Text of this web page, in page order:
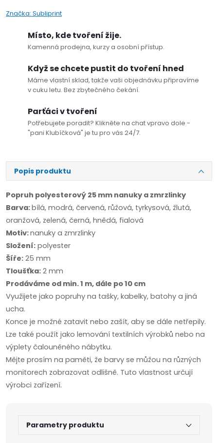
Značka: Subliprint
Místo, kde tvoření žije.
Kamenná prodejna, kurzy a osobní přístup.
Když se chcete pustit do tvoření hned
Máme vlastní sklad, takže vaši objednávku připravíme
v cuku letu. Bez zbytečného čekání.
Parťáci v tvoření
Potřebujete poradit? Klikněte na chat vpravo dole -
"pani Klubíčková" je tu pro vás 24/7.
Popis produktu
Popruh polyesterový 25 mm nanuky a zmrzlinky
Barva:bílá, modrá, červená, růžová, tyrkysová, žlutá,
oranžová, zelená, černá, hnědá, fialová
Motiv:nanuky a zmrzlinky
Složení: polyester
Šíře: 25 mm
Tloušťka: 2 mm
Prodáváme od min. 1 m, dále po 10 cm
Využijete jako popruhy na tašky, kabelky, batohy a jiná
ucha.
Konce je možné zatavit nebo zašít, aby se dále netřepily.
Lze také použít jako lemování textilních výrobků nebo na
výplety čalouněného nábytku.
Mějte prosím na paměti, že barvy se můžou na různých
monitorech zobrazovat odlišně. Tuto vlastnost určují
výrobci zařízení.
Parametry produktu